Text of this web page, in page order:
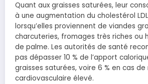
Quant aux graisses saturées, leur
à une augmentation du cholestérol
lorsqu’elles proviennent de viandes
charcuteries, fromages très riches ou
de palme. Les autorités de santé
pas dépasser 10 % de l’apport
graisses saturées, voire 6 % en cas de
cardiovasculaire élevé.